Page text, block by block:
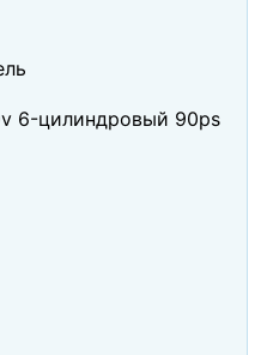
6-цилиндровый 90ps